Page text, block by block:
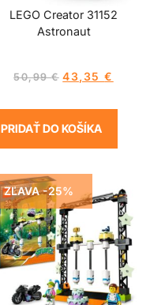
LEGO Creator 31152
Astronaut
50,99€ 43,35€
PRIDAŤ DO KOŠÍKA
ZĽAVA -25%